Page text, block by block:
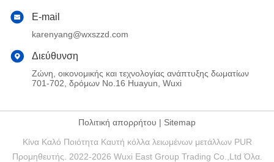
E-mail
karenyang@wxszzd.com
Διεύθυνση
Ζώνη, οικονομικής και τεχνολογίας ανάπτυξης δωματίων
701-702, δρόμων No.16 Huayun, Wuxi
Πολιτική απορρήτου | Sitemap
Κίνα Καλό Ποιότητα Καυτή κόλλα λειωμένων μετάλλων PUR
Προμηθευτής. 2022-2026 Wuxi East Group Trading Co.,Ltd Όλα.